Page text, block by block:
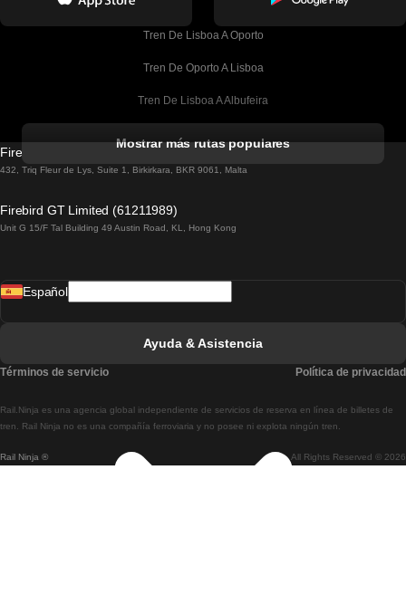
Tren De Lisboa A Oporto
Tren De Oporto A Lisboa
Tren De Lisboa A Albufeira
Tren De Lisboa A Lagos
Tren De Lisboa A Madrid
Tren De Lisboa A Braga
Tren De Braga A Lisboa
Mostrar más rutas populares
Firebird GT Limited (OC 1451)
432, Triq Fleur de Lys, Suite 1, Birkirkara, BKR 9061, Malta
Firebird GT Limited (61211989)
Unit G 15/F Tal Building 49 Austin Road, KL, Hong Kong
Rail Ninja ® All Rights Reserved © 2026
Rail.Ninja es una agencia global independiente de servicios de reserva en línea de billetes de
tren. Rail Ninja no es una compañía ferroviaria y no posee ni explota ningún tren.
Español
Ayuda & Asistencia
Términos de servicio Política de privacidad